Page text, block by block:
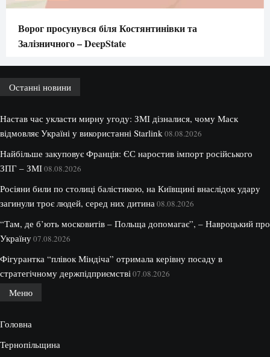
Ворог просунувся біля Костянтинівки та
Залізничного – DeepState
Останні новини
Настав час укласти мирну угоду: ЗМІ дізналися, чому Маск
відмовляє Україні у використанні Starlink08.08.2026
Найбільше закуповує Франція: ЄС наростив імпорт російського
ЗПГ – ЗМІ08.08.2026
Росіяни били по столиці балістикою, на Київщині внаслідок удару
загинули троє людей, серед них дитина08.08.2026
“Там, де б’ють московитів – Польща допомагає”, – Навроцький про
Україну07.08.2026
Фігурантка “плівок Міндіча” отримала керівну посаду в
стратегічному держпідприємстві07.08.2026
Меню
Головна
Тернопільщина